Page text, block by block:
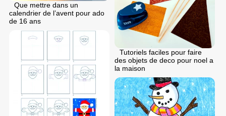
Que mettre dans un
calendrier de l’avent pour ado
de 16 ans
Tutoriels faciles pour faire
des objets de deco pour noel a
la maison